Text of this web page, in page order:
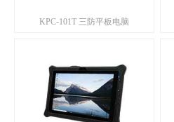
KPC-101T 三防平板电脑